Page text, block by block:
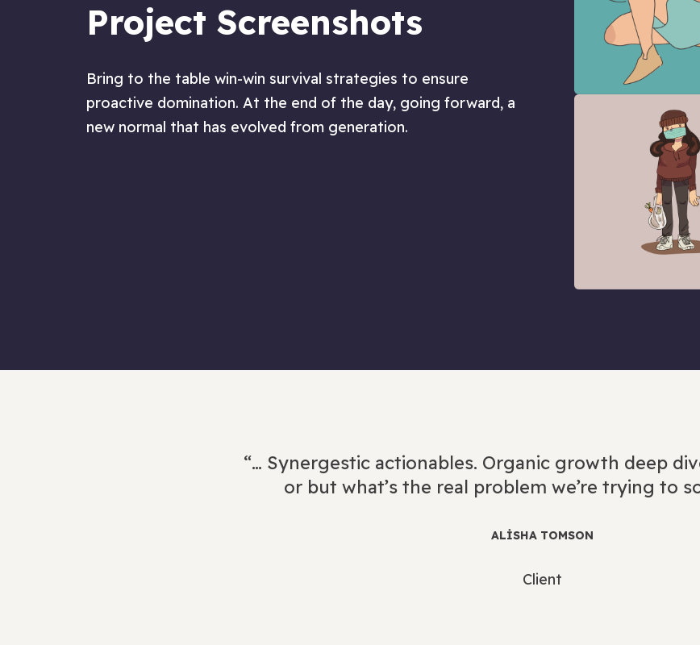
Project Screenshots
Bring to the table win-win survival strategies to ensure
proactive domination. At the end of the day, going forward, a
new normal that has evolved from generation.
“… Synergestic actionables. Organic growth deep
or but what’s the real problem we’re trying to
ALISHA TOMSON
Client